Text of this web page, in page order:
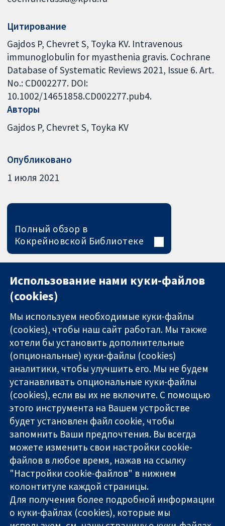
Цитирование
Gajdos P, Chevret S, Toyka KV. Intravenous
immunoglobulin for myasthenia gravis. Cochrane
Database of Systematic Reviews 2021, Issue 6. Art.
No.: CD002277. DOI:
10.1002/14651858.CD002277.pub4.
Авторы
Gajdos P Chevret S Toyka KV
Опубликовано
1 июля 2021
Полный обзор в
Кокрейновской Библиотеке
Надёжные
доказательства
Информированные
решения
Во благо
здоровья
11-13 Cavendish
Square
London
W1G 0AN
United Kingdom
Связаться с
нами
Новости
Пресс-
служба
О нас
Работа
Cochrane
Library
The Cochrane Collaboration is a charity (no. 1045921) and a
company limited by guarantee (no. 03044323) registered in
Использование нами куки-файлов
(cookies)
Мы используем необходимые куки-файлы
(cookies), чтобы наш сайт работал. Мы также
хотели бы установить дополнительные
(опциональные) куки-файлы (cookies)
аналитики, чтобы улучшить его. Мы не будем
устанавливать опциональные куки-файлы
(cookies), если вы их не включите. С помощью
этого инструмента на Вашем устройстве
будет установлен файл cookie, чтобы
запомнить Ваши предпочтения. Вы всегда
можете изменить свои настройки cookie-
файлов в любое время, нажав на ссылку
"Настройки cookie-файлов" в нижнем
колонтитуле каждой страницы.
Для получения более подробной информации
о куки-файлах (cookies), которые мы